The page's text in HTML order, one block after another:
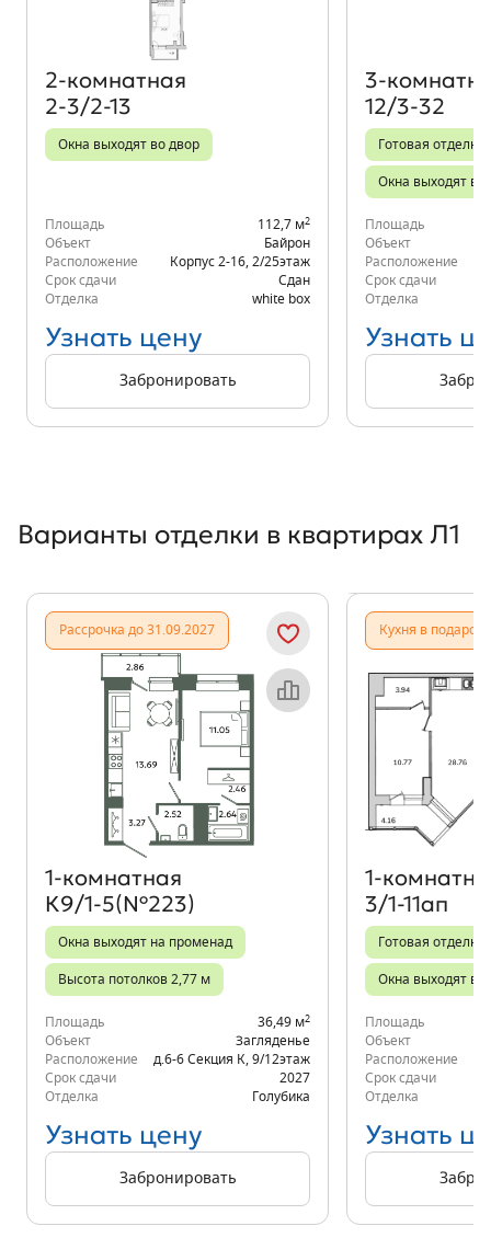
2‑комнатная
2-3/2-13
Окна выходят во двор
Площадь 112,7 м2
Объект
Байрон
Расположение
Корпус 2-16 2/25этаж
Срок сдачи
Сдан
Отделка
white box
Узнать цену
Забронировать
12/3-32
Готовая отделка
Окна выходят во
Площадь
Объект
Расположение
Срок сдачи
Отделка
Узнать
Варианты отделки в квартирах Л1
Рассрочка до 31.09.2027
Объект месяца
1‑комнатная
К9/1-5(№223)
Окна выходят на променад
Высота потолков 2,77 м
Площадь 36,49 м2
Объект
Загляденье
Расположение
д.6-6 Секция К 9/12этаж
Срок сдачи
2027
Отделка
Голубика
Узнать цену
Забронировать
Кухня в подарок
3/1-11ап
Готовая отделка
Окна выходят во
Площадь
Объект
Расположение
Срок сдачи
Отделка
Узнать